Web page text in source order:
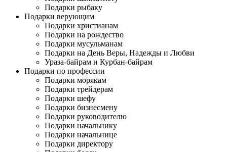
Подарки рыбаку
Подарки верующим
Подарки христианам
Подарки на рождество
Подарки мусульманам
Подарки на День Веры, Надежды и Любви
Ураза-байрам и Курбан-байрам
Подарки по профессии
Подарки морякам
Подарки трейдерам
Подарки шефу
Подарки бизнесмену
Подарки руководителю
Подарки начальнику
Подарки начальнице
Подарки директору